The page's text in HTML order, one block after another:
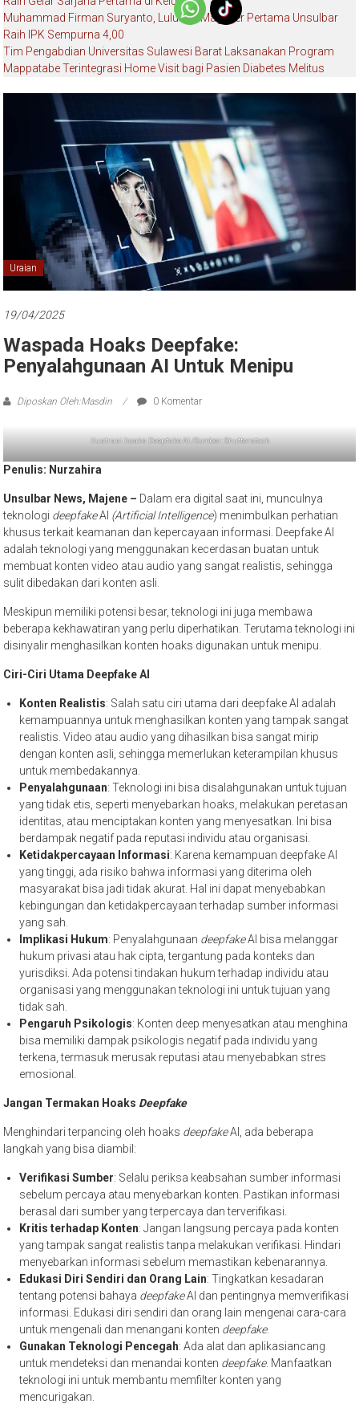
Muhammad Firman Suryanto, Lulusan Magister Pertama Unsulbar
Raih IPK Sempurna 4,00
Tim Pengabdian Universitas Sulawesi Barat Laksanakan Program
Mappatabe Terintegrasi Home Visit bagi Pasien Diabetes Melitus
Uraian
19/04/2025
Waspada Hoaks Deepfake:
Penyalahgunaan AI Untuk Menipu
Diposkan Oleh:Masdin 0 Komentar
Ilustrasi hoaks Deepfake AI./Sumber: Shutterstock
Penulis: Nurzahira
Unsulbar News, Majene – Dalam era digital saat ini, munculnya
teknologi deepfakeAI (Artificial Intelligence) menimbulkan perhatian
khusus terkait keamanan dan kepercayaan informasi. Deepfake AI
adalah teknologi yang menggunakan kecerdasan buatan untuk
membuat konten video atau audio yang sangat realistis, sehingga
sulit dibedakan dari konten asli.
Meskipun memiliki potensi besar, teknologi ini juga membawa
beberapa kekhawatiran yang perlu diperhatikan. Terutama teknologi ini
disinyalir menghasilkan konten hoaks digunakan untuk menipu.
Ciri-Ciri Utama Deepfake AI
Konten Realistis: Salah satu ciri utama dari deepfake AI adalah
kemampuannya untuk menghasilkan konten yang tampak sangat
realistis. Video atau audio yang dihasilkan bisa sangat mirip
dengan konten asli, sehingga memerlukan keterampilan khusus
untuk membedakannya.
Penyalahgunaan: Teknologi ini bisa disalahgunakan untuk tujuan
yang tidak etis, seperti menyebarkan hoaks, melakukan peretasan
identitas, atau menciptakan konten yang menyesatkan. Ini bisa
berdampak negatif pada reputasi individu atau organisasi.
Ketidakpercayaan Informasi: Karena kemampuan deepfake AI
yang tinggi, ada risiko bahwa informasi yang diterima oleh
masyarakat bisa jadi tidak akurat. Hal ini dapat menyebabkan
kebingungan dan ketidakpercayaan terhadap sumber informasi
yang sah.
Implikasi Hukum: Penyalahgunaan deepfakeAI bisa melanggar
hukum privasi atau hak cipta, tergantung pada konteks dan
yurisdiksi. Ada potensi tindakan hukum terhadap individu atau
organisasi yang menggunakan teknologi ini untuk tujuan yang
tidak sah.
Pengaruh Psikologis: Konten deep menyesatkan atau menghina
bisa memiliki dampak psikologis negatif pada individu yang
terkena, termasuk merusak reputasi atau menyebabkan stres
emosional.
Jangan Termakan Hoaks Deepfake
Menghindari terpancing oleh hoaks deepfakeAI, ada beberapa
langkah yang bisa diambil:
Verifikasi Sumber: Selalu periksa keabsahan sumber informasi
sebelum percaya atau menyebarkan konten. Pastikan informasi
berasal dari sumber yang terpercaya dan terverifikasi.
Kritis terhadap Konten: Jangan langsung percaya pada konten
yang tampak sangat realistis tanpa melakukan verifikasi. Hindari
menyebarkan informasi sebelum memastikan kebenarannya.
Edukasi Diri Sendiri dan Orang Lain: Tingkatkan kesadaran
tentang potensi bahaya deepfakeAI dan pentingnya memverifikasi
informasi. Edukasi diri sendiri dan orang lain mengenai cara-cara
untuk mengenali dan menangani konten deepfake.
Gunakan Teknologi Pencegah: Ada alat dan aplikasiancang
untuk mendeteksi dan menandai konten deepfake. Manfaatkan
teknologi ini untuk membantu memfilter konten yang
mencurigakan.